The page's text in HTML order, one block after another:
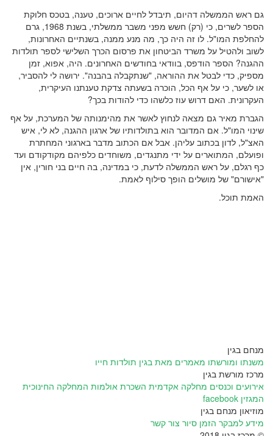
גם ראש הממשלה דהיום, תיבדל לחיים ארוכים, טענה, בטכס חלוקת
הספר לשרים, כי (רק) חשש מפני משבר ממשלתי, בשנת 1968, גרם
להחלפת המו"ל. לו זה היה כך, מה מנע ממנה, בשנתיים האחרונות,
לשוב ולהטיל על משרד הביטחון את פרסום הכרך השלישי לספר תולדות
ההגנה? הספר הודפס, בוודאי בחודשים האחרונים. היה, אפוא, זמן
מספיק, כדי לבטל את ההוראה, "שנתקבלה בהבנה". ירושה לי להסביר,
או לשער, כי על אף הכל, הוכרה בשעתה צדקת טענתנו העיקרית,
העקרונית. האם דרוש עוז כלשהו כדי להודות בכך?
הגברת מאיר גם מצאה לנחוץ לאשר את מהימנותה של המערכת, על אף
שינוי המו"ל. אם המדובר הוא בתולדותיו של ארגון ההגנה, לא לי, איש
האצ"ל, לדון בכתוב עליהן. אבל אם הכתוב מדבר בארגוני המחתרת
ופועלם, המתוארים על ידי מתנגדים, משוחדים כלפיהם מקודקודם ועד
כף רגלם, על ראש הממשלה לדעת, כי במדינה, בה חיים בני חורין, אין
"אישורם" של מושלים הופך סילוף לאמת.
האמת תוכל.
מנחם בגין
משנתו ומורשתו מאמרים מאת בגין תולדות חייו
מרכז מורשת בגין
אירועים וכנסים מחלקה אקדמית השכרת אולמות המחלקה החינוכית
המגזין facebook
מוזיאון מנחם בגין
מידע למבקר הזמן סיור צור קשר